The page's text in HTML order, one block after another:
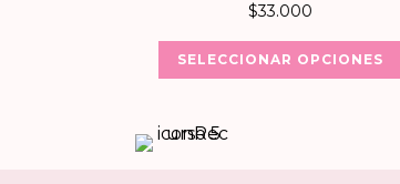
$33.000
SELECCIONAR OPCIONES